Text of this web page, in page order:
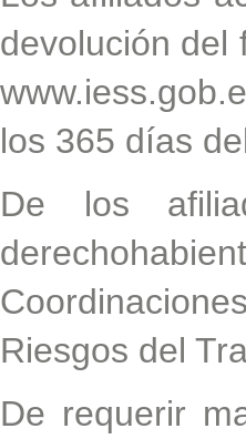
devolución del
los 365 días
De los
Riesgos del
De requerir